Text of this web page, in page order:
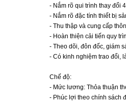
- Nắm rõ qui trình thay đổi
- Nắm rõ đặc tính thiết bị
- Thu thập và cung cấp
- Hoàn thiện cải tiến quy
- Theo dõi, đôn đốc, giám
- Có kinh nghiệm trao đổi,
Chế độ:
- Mức lương: Thỏa thuận
- Phúc lợi theo chính sách